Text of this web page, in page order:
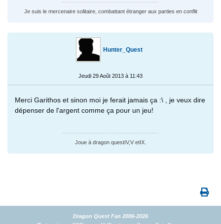
Je suis le mercenaire solitaire, combattant étranger aux parties en conflit
Hunter_Quest
Jeudi 29 Août 2013 à 11:43
Merci Garithos et sinon moi je ferait jamais ça :\ , je veux dire
dépenser de l'argent comme ça pour un jeu!
Joue à dragon questIV,V etIX.
Dragon Quest Fan 2006-2026